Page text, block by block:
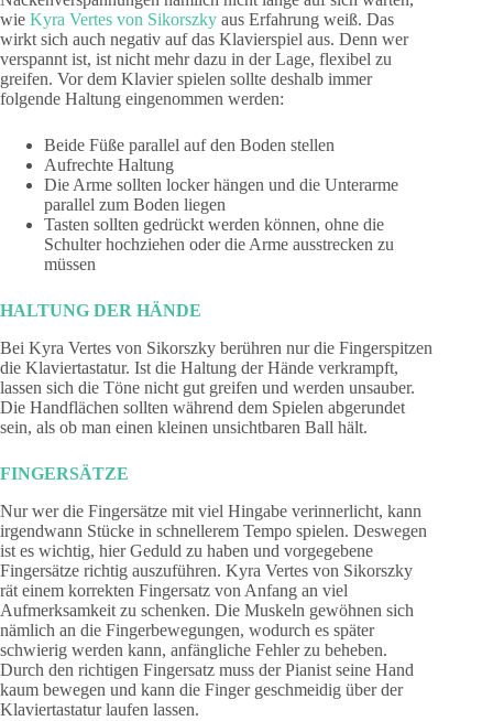
wie Kyra Vertes von Sikorszky aus Erfahrung weiß. Das
wirkt sich auch negativ auf das Klavierspiel aus. Denn wer
verspannt ist, ist nicht mehr dazu in der Lage, flexibel zu
greifen. Vor dem Klavier spielen sollte deshalb immer
folgende Haltung eingenommen werden:
Beide Füße parallel auf den Boden stellen
Aufrechte Haltung
Die Arme sollten locker hängen und die Unterarme
parallel zum Boden liegen
Tasten sollten gedrückt werden können, ohne die
Schulter hochziehen oder die Arme ausstrecken zu
müssen
HALTUNG DER HÄNDE
Bei Kyra Vertes von Sikorszky berühren nur die Fingerspitzen
die Klaviertastatur. Ist die Haltung der Hände verkrampft,
lassen sich die Töne nicht gut greifen und werden unsauber.
Die Handflächen sollten während dem Spielen abgerundet
sein, als ob man einen kleinen unsichtbaren Ball hält.
FINGERSÄTZE
Nur wer die Fingersätze mit viel Hingabe verinnerlicht, kann
irgendwann Stücke in schnellerem Tempo spielen. Deswegen
ist es wichtig, hier Geduld zu haben und vorgegebene
Fingersätze richtig auszuführen. Kyra Vertes von Sikorszky
rät einem korrekten Fingersatz von Anfang an viel
Aufmerksamkeit zu schenken. Die Muskeln gewöhnen sich
nämlich an die Fingerbewegungen, wodurch es später
schwierig werden kann, anfängliche Fehler zu beheben.
Durch den richtigen Fingersatz muss der Pianist seine Hand
kaum bewegen und kann die Finger geschmeidig über der
Klaviertastatur laufen lassen.